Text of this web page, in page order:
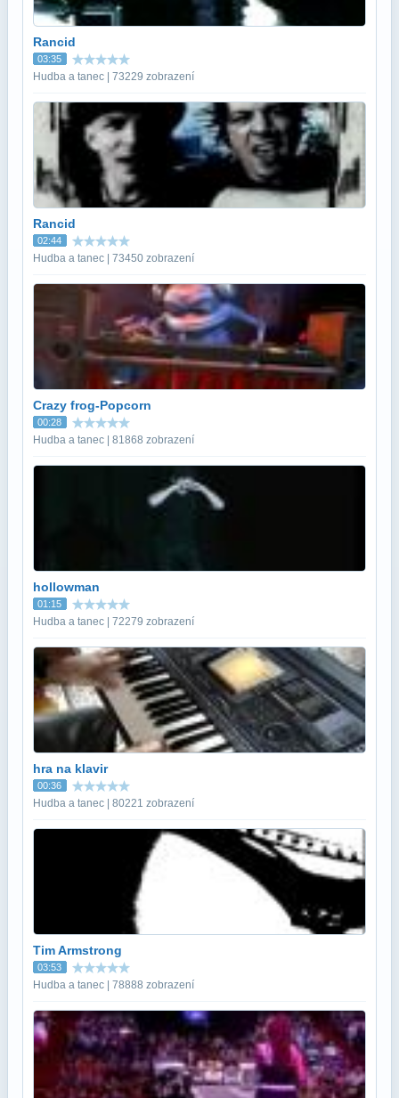
Rancid
03:35
Hudba a tanec | 73229 zobrazení
Rancid
02:44
Hudba a tanec | 73450 zobrazení
Crazy frog-Popcorn
00:28
Hudba a tanec | 81868 zobrazení
hollowman
01:15
Hudba a tanec | 72279 zobrazení
hra na klavir
00:36
Hudba a tanec | 80221 zobrazení
Tim Armstrong
03:53
Hudba a tanec | 78888 zobrazení